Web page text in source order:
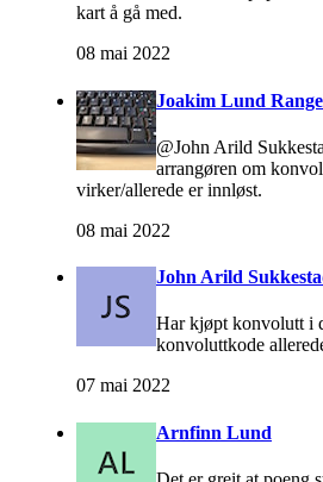
kart å gå med.
08 mai 2022
Joakim Lund
@John Arild
arrangøren om
virker/allerede er innløst.
08 mai 2022
John Arild
Har kjøpt konvolutt i
konvoluttkode
07 mai 2022
Arnfinn Lund